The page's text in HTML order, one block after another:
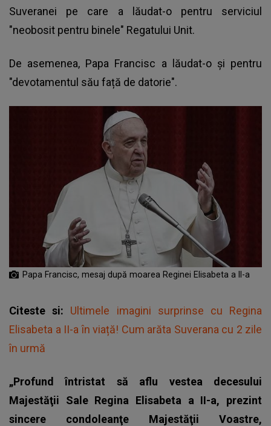
Suveranei pe care a lăudat-o pentru serviciul
"neobosit pentru binele" Regatului Unit.
De asemenea, Papa Francisc a lăudat-o și pentru
"devotamentul său față de datorie".
Papa Francisc, mesaj după moarea Reginei Elisabeta a II-a
Citeste si: Ultimele imagini surprinse cu Regina
Elisabeta a II-a în viață! Cum arăta Suverana cu 2 zile
în urmă
„Profund întristat să aflu vestea decesului
Majestăţii Sale Regina Elisabeta a II-a, prezint
sincere condoleanţe Majestăţii Voastre,